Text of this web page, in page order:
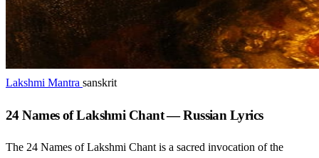
Lakshmi Mantra sanskrit
24 Names of Lakshmi Chant — Russian Lyrics
The 24 Names of Lakshmi Chant is a sacred invocation of the